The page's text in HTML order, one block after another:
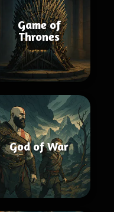
Game of
Thrones
God of War